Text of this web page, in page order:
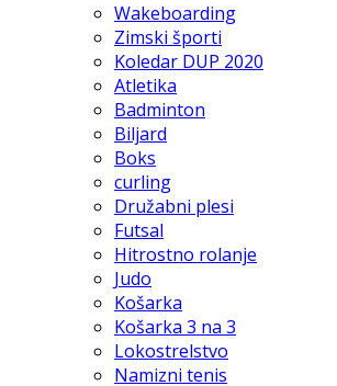
Wakeboarding
Zimski športi
Koledar DUP 2020
Atletika
Badminton
Biljard
Boks
curling
Družabni plesi
Futsal
Hitrostno rolanje
Judo
Košarka
Košarka 3 na 3
Lokostrelstvo
Namizni tenis